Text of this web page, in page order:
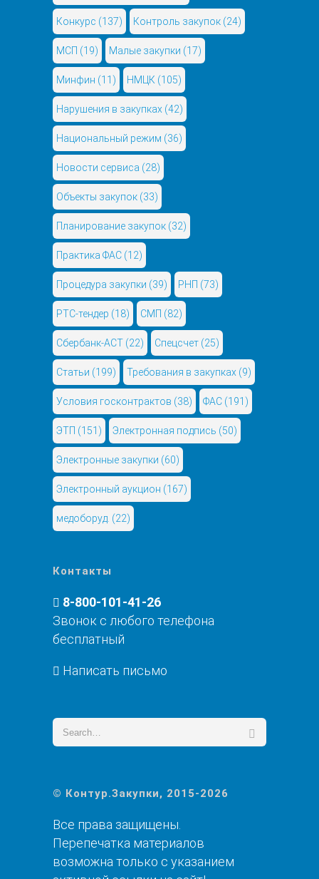
Конкурс (137) Контроль закупок (24)
МСП (19) Малые закупки (17)
Минфин (11) НМЦК (105)
Нарушения в закупках (42)
Национальный режим (36)
Новости сервиса (28)
Объекты закупок (33)
Планирование закупок (32)
Практика ФАС (12)
Процедура закупки (39) РНП (73)
РТС-тендер (18) СМП (82)
Сбербанк-АСТ (22) Спецсчет (25)
Статьи (199) Требования в закупках (9)
Условия госконтрактов (38) ФАС (191)
ЭТП (151) Электронная подпись (50)
Электронные закупки (60)
Электронный аукцион (167)
медоборуд. (22)
Контакты
8-800-101-41-26
Звонок с любого телефона
бесплатный
Написать письмо
© Контур.Закупки, 2015-2026
Все права защищены.
Перепечатка материалов
возможна только с указанием